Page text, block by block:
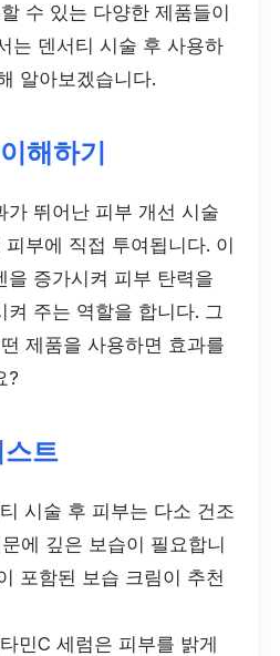
수 있는 다양한 제품들이
는 덴서티 시술 후 사용하
알아보겠습니다.
해하기
가 뛰어난 피부 개선 시술
부에 직접 투여됩니다. 이
을 증가시켜 피부 탄력을
켜 주는 역할을 합니다. 그
제품을 사용하면 효과를
?
트
시술 후 피부는 다소 건조
에 깊은 보습이 필요합니
포함된 보습 크림이 추천
민C 세럼은 피부를 밝게